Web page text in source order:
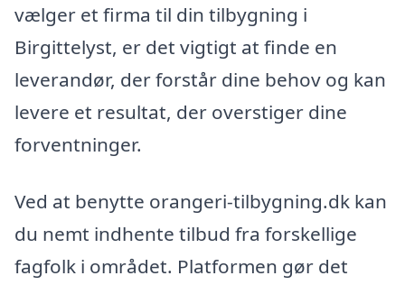
vælger et firma til din tilbygning i
Birgittelyst, er det vigtigt at finde en
leverandør, der forstår dine behov og kan
levere et resultat, der overstiger dine
forventninger.
Ved at benytte orangeri-tilbygning.dk kan
du nemt indhente tilbud fra forskellige
fagfolk i området. Platformen gør det